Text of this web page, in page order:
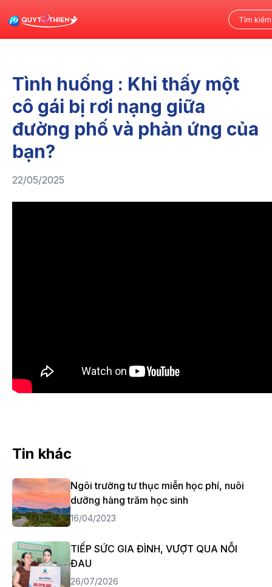
Tình huống : Khi thấy một
cô gái bị rơi nạng giữa
đường phố và phản ứng của
bạn?
22/05/2025
Tin khác
Ngôi trường tư thục miễn học phí, nuôi
dưỡng hàng trăm học sinh
16/04/2023
TIẾP SỨC GIA ĐÌNH, VƯỢT QUA NỖI
ĐAU
26/07/2026